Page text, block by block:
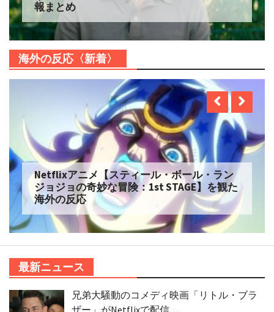
報まとめ
海外の反応〈新着〉
Netflixアニメ【スティール・ボール・ラン
ジョジョの奇妙な冒険：1st STAGE】を観た
海外の反応
最新ニュース
兄弟大騒動のコメディ映画「リトル・ブラ
ザー」がNetflixで配信…